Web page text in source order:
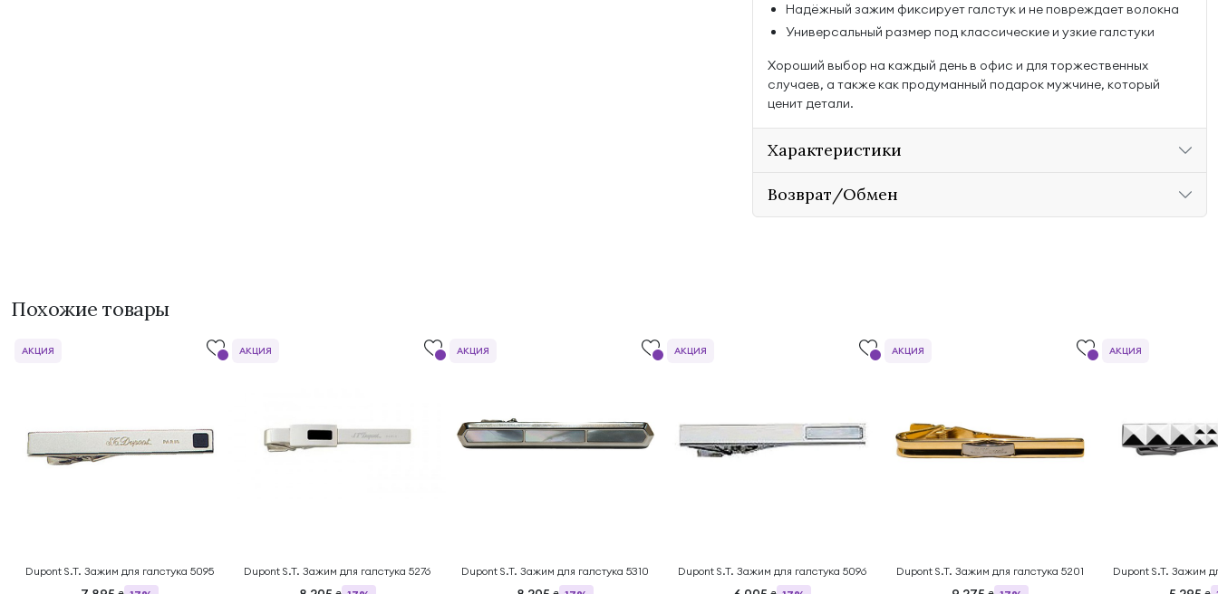
Надёжный зажим фиксирует галстук и не повреждает волокна
Универсальный размер под классические и узкие галстуки
Хороший выбор на каждый день в офис и для торжественных
случаев, а также как продуманный подарок мужчине, который
ценит детали.
Характеристики
Возврат/Обмен
Похожие товары
Dupont S.T. Зажим для галстука 5095
АКЦИЯ
Dupont S.T. Зажим для галстука 5276
АКЦИЯ
Dupont S.T. Зажим для галстука 5310
АКЦИЯ
Dupont S.T. Зажим для галстука 5096
АКЦИЯ
Dupont S.T. Зажим для галстука 5201
АКЦИЯ
Dupont S.T. Зажим
АКЦИЯ